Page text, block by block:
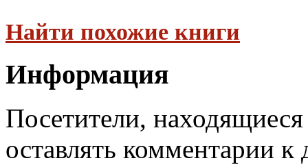
Найти похожие книги
Информация
Посетители,
оставлять комментарии к